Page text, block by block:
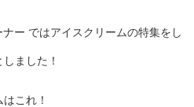
ー ではアイスクリームの特集をし
ました！
これ！